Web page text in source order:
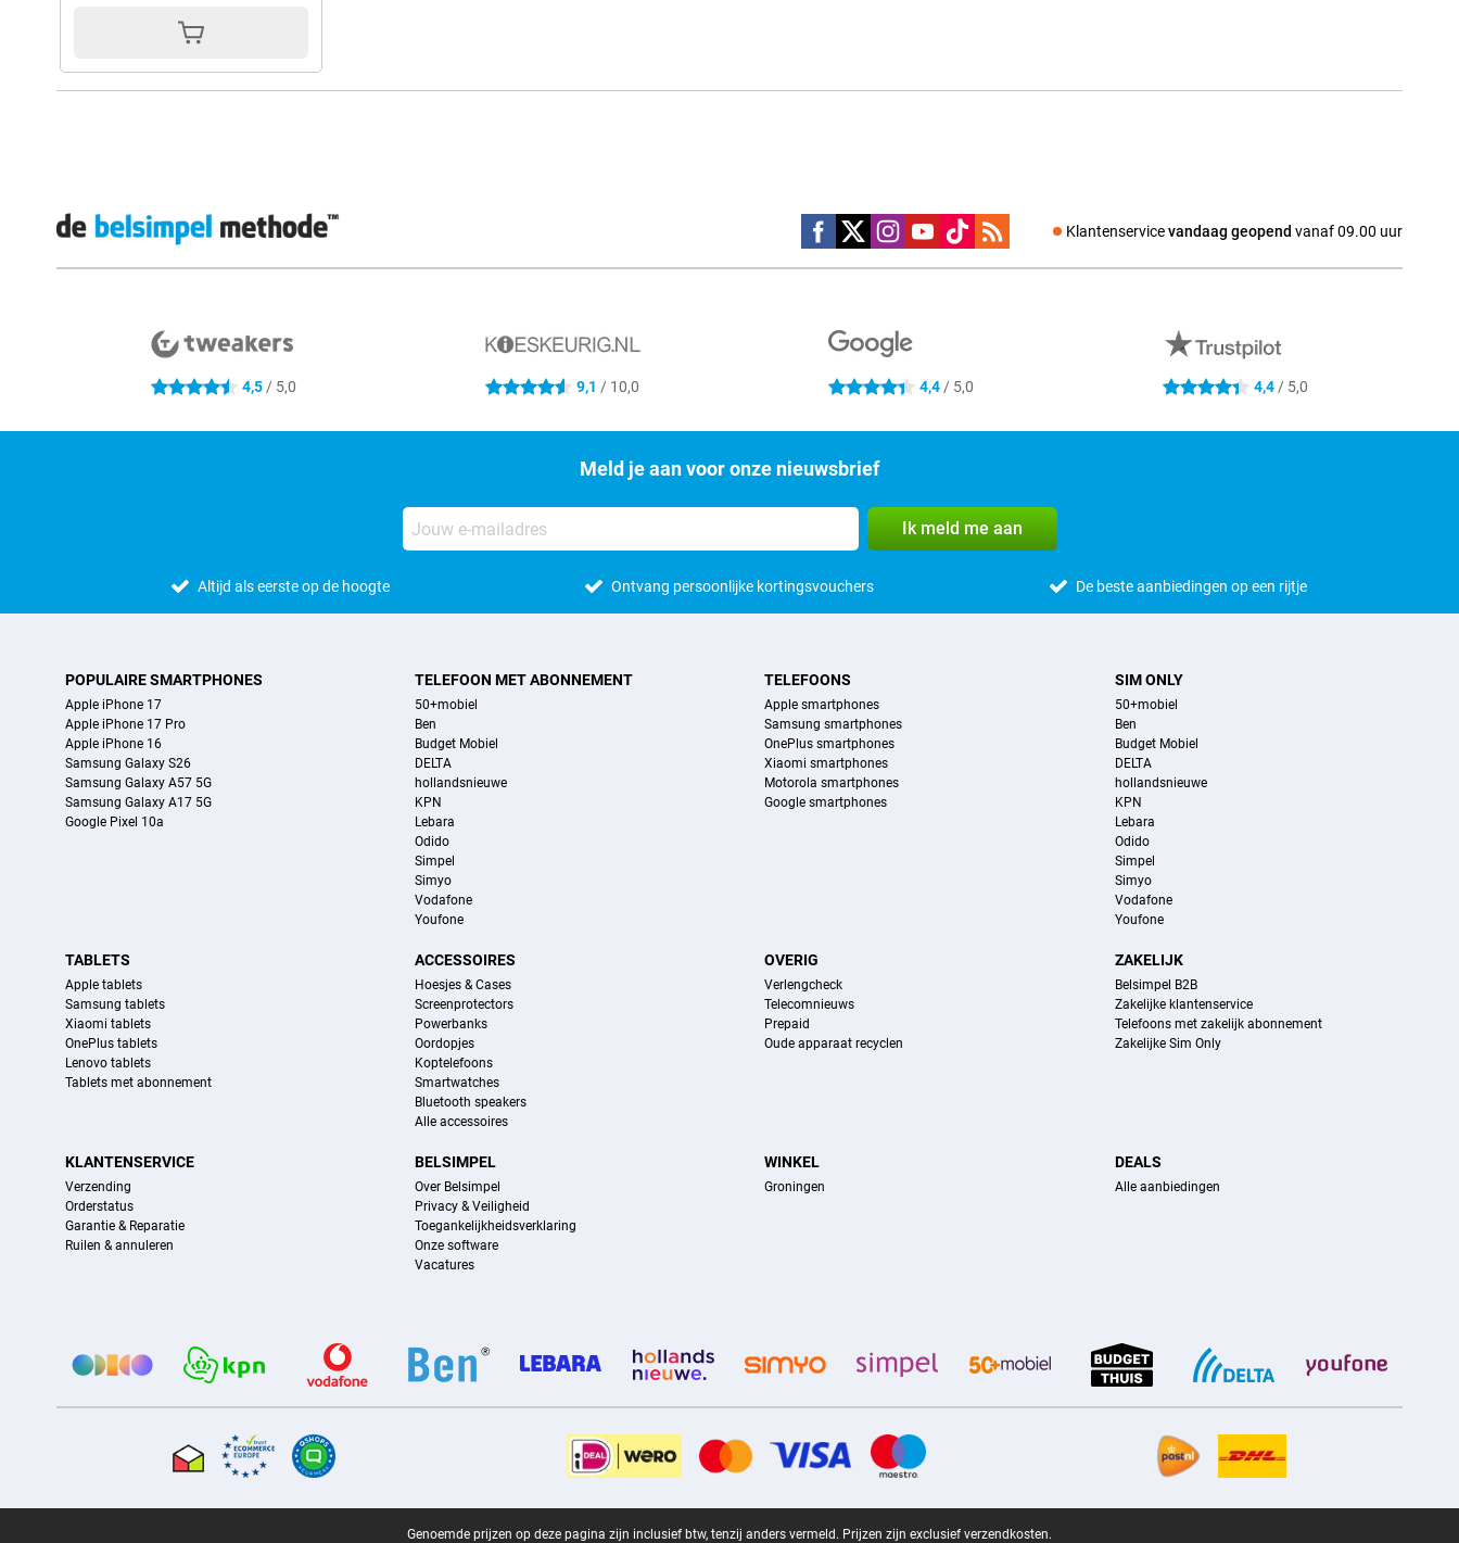
Klantenservicevandaag geopend vanaf 09.00 uur
Social media
4.5 sterren 4,5/ 5,0 4.6 sterren 9,1 / 10,0 4.4 sterren 4,4 / 5,0 4.4 sterren 4,4 / 5,0
Meld je aan voor onze nieuwsbrief
Ik meld me aan
Altijd als eerste op de hoogte Ontvang persoonlijke kortingsvouchers De beste aanbiedingen op een rijtje
POPULAIRE SMARTPHONES
Apple iPhone 17
Apple iPhone 17 Pro
Apple iPhone 16
Samsung Galaxy S26
Samsung Galaxy A57 5G
Samsung Galaxy A17 5G
Google Pixel 10a
TELEFOON MET ABONNEMENT
50+mobiel
Ben
Budget Mobiel
DELTA
hollandsnieuwe
KPN
Lebara
Odido
Simpel
Simyo
Vodafone
Youfone
TELEFOONS
Apple smartphones
Samsung smartphones
OnePlus smartphones
Xiaomi smartphones
Motorola smartphones
Google smartphones
SIM ONLY
50+mobiel
Ben
Budget Mobiel
DELTA
hollandsnieuwe
KPN
Lebara
Odido
Simpel
Simyo
Vodafone
Youfone
TABLETS
Apple tablets
Samsung tablets
Xiaomi tablets
OnePlus tablets
Lenovo tablets
Tablets met abonnement
ACCESSOIRES
Hoesjes & Cases
Screenprotectors
Powerbanks
Oordopjes
Koptelefoons
Smartwatches
Bluetooth speakers
Alle accessoires
OVERIG
Verlengcheck
Telecomnieuws
Prepaid
Oude apparaat recyclen
ZAKELIJK
Belsimpel B2B
Zakelijke klantenservice
Telefoons met zakelijk abonnement
Zakelijke Sim Only
KLANTENSERVICE
Verzending
Orderstatus
Garantie & Reparatie
Ruilen & annuleren
BELSIMPEL
Over Belsimpel
Privacy & Veiligheid
Toegankelijkheidsverklaring
Onze software
Vacatures
WINKEL
Groningen
DEALS
Alle aanbiedingen
Genoemde prijzen op deze pagina zijn inclusief btw, tenzij anders vermeld. Prijzen zijn exclusief verzendkosten.